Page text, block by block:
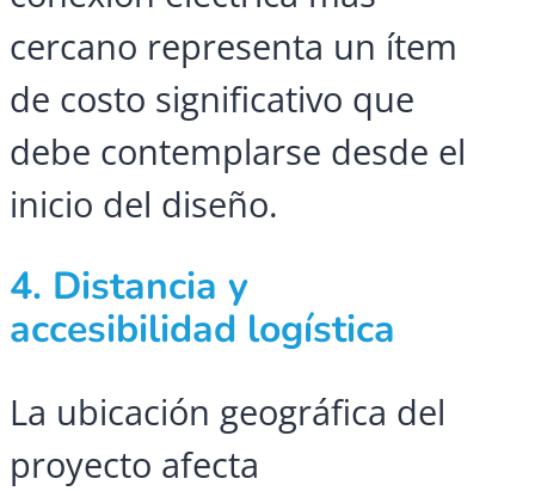
cercano representa un ítem
de costo significativo que
debe contemplarse desde el
inicio del diseño.
4. Distancia y
accesibilidad logística
La ubicación geográfica del
proyecto afecta